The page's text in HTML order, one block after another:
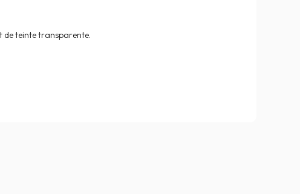
de teinte transparente.